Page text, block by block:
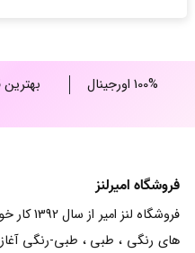
100% اورجینال بهترین
فروشگاه امیرلنز
فروشگاه
های رنگی ، طبی ، طبی-رنگی